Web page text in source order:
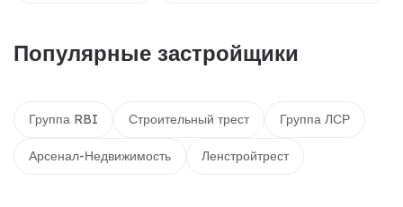
Популярные застройщики
Группа RBI Строительный трест Группа ЛСР
Арсенал-Недвижимость Ленстройтрест